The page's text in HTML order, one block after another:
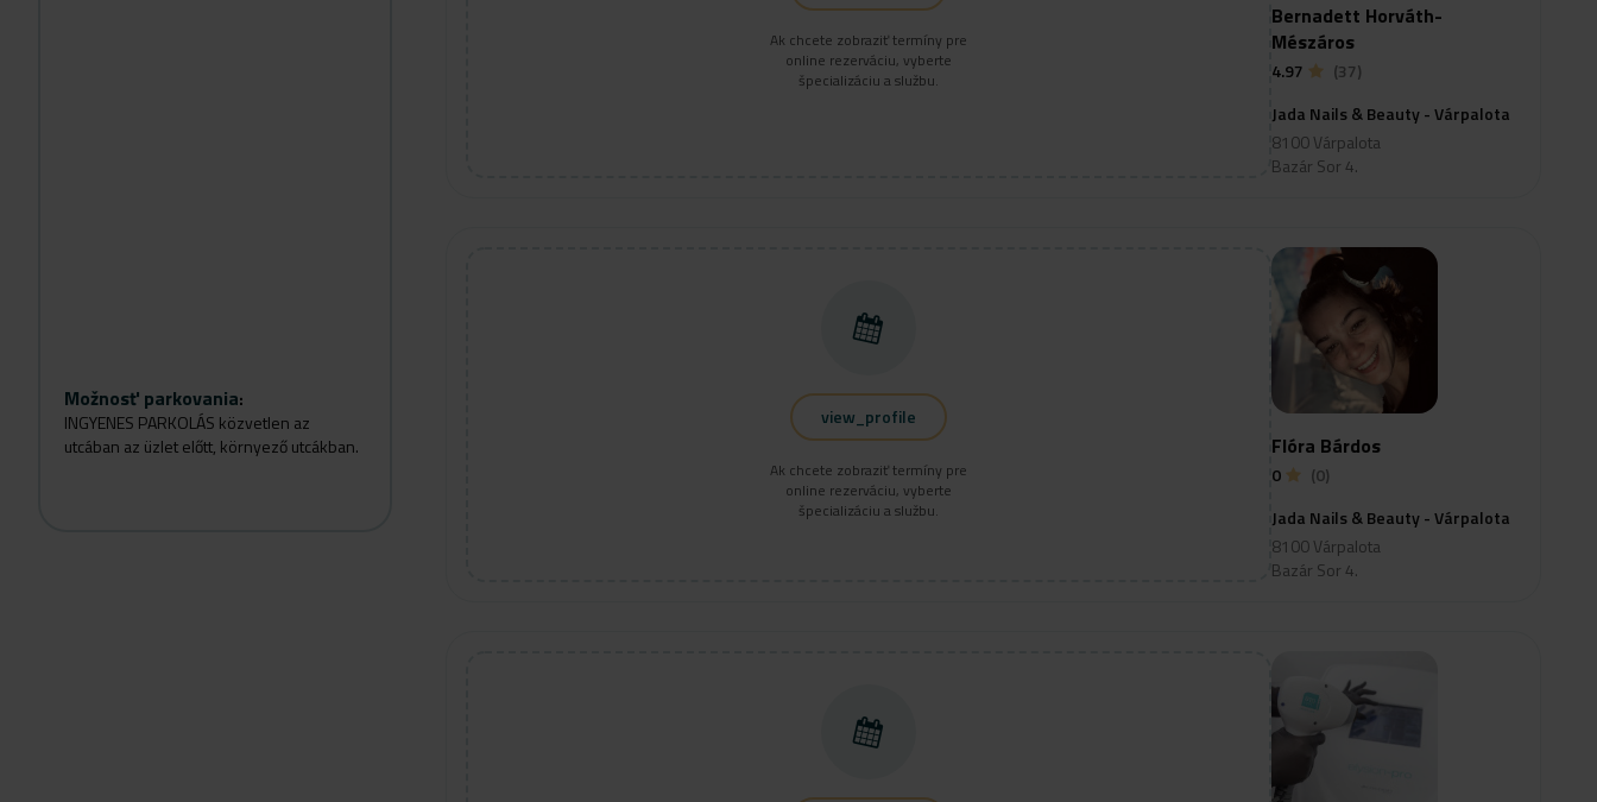
Možnosť parkovania:
INGYENES PARKOLÁS közvetlen az
utcában az üzlet előtt, környező utcákban.
Ak chcete zobraziť termíny pre
online rezerváciu, vyberte
špecializáciu a službu.
Bernadett Horváth-
Mészáros
4.97
(37)
Jada Nails & Beauty - Várpalota
8100 Várpalota
Bazár Sor 4.
view_profile
Ak chcete zobraziť termíny pre
online rezerváciu, vyberte
špecializáciu a službu.
Flóra Bárdos
0
(0)
Jada Nails & Beauty - Várpalota
8100 Várpalota
Bazár Sor 4.